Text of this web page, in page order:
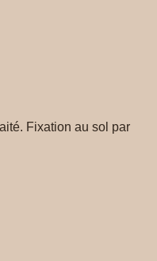
Fixation au sol par